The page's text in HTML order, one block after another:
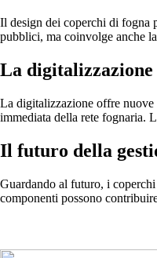
Il design dei coperchi di fogna
pubblici, ma coinvolge anche
La
La digitalizzazione offre
immediata della rete fognaria.
Il futuro della
Guardando al futuro, i
componenti possono